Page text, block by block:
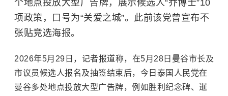
个地点投放大型广告牌，展示候选人“乔博士”10
项政策，口号为“关爱之城”。此前该党曾宣布不
张贴竞选海报。
2026年5月29日，记者报道称，在5月28日曼谷市长及
市议员候选人报名及抽签结束后，今日泰国人民党在
曼谷多处地点投放大型广告牌，例如胜利纪念碑、暹